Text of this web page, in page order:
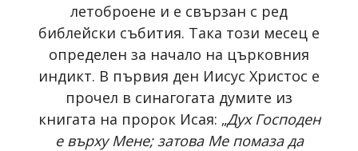
летоброене и е свързан с ред
библейски събития. Така този месец е
определен за начало на църковния
индикт. В първия ден Иисус Христос е
прочел в синагогата думите из
книгата на пророк Исая: „Дух Господен
е върху Мене; затова Ме помаза да